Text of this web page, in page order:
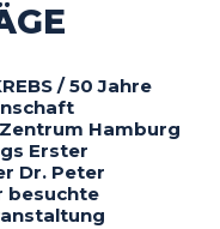
/ 50 Jahre
Hamburg
Erster
Dr. Peter
besuchte